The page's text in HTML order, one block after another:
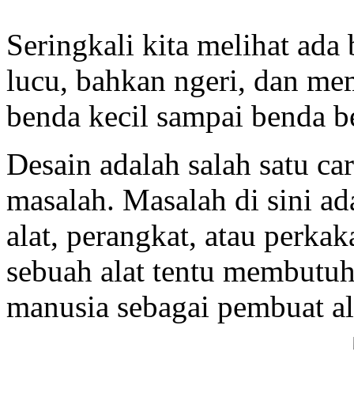
Seringkali kita melihat
lucu, bahkan ngeri, dan
benda kecil sampai benda
Desain adalah salah satu
masalah. Masalah di sini
alat, perangkat, atau
sebuah alat tentu
manusia sebagai pembuat